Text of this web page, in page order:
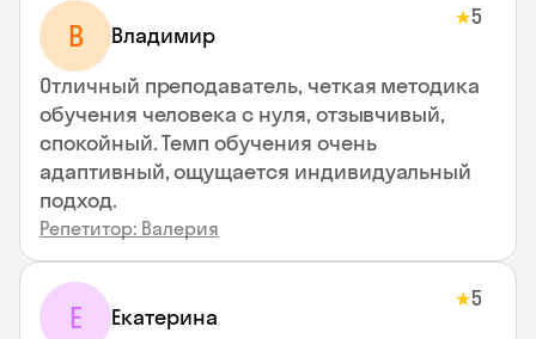
В Владимир
★5
Отличный преподаватель, четкая методика
обучения человека с нуля, отзывчивый,
спокойный. Темп обучения очень
адаптивный, ощущается индивидуальный
подход.
Репетитор: Валерия
Е Екатерина
★5